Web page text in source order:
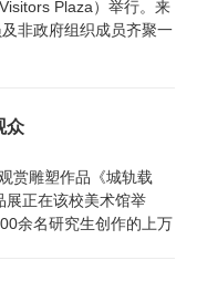
Plaza）举行。来
非政府组织成员齐聚一
众
赏雕塑作品《城轨载
展正在该校美术馆举
余名研究生创作的上万